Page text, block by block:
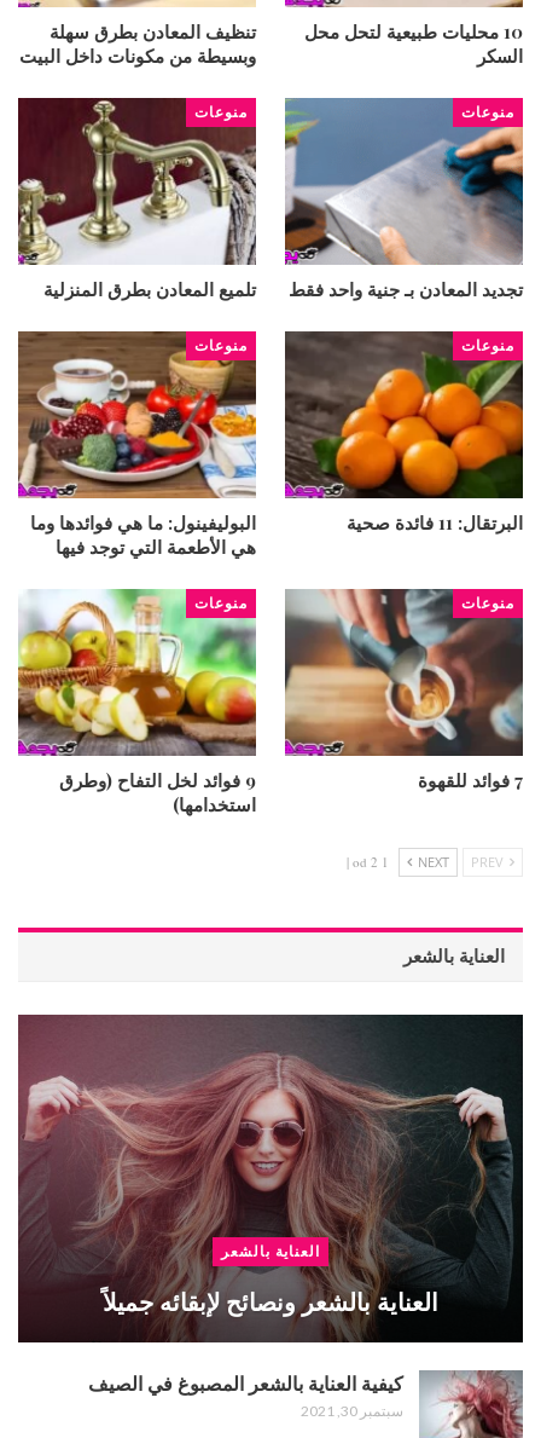
10 محليات طبيعية لتحل محل
السكر
تنظيف المعادن بطرق سهلة
وبسيطة من مكونات داخل البيت
منوعات
تجديد المعادن بـ جنية واحد فقط
منوعات
تلميع المعادن بطرق المنزلية
منوعات
البرتقال: 11 فائدة صحية
منوعات
البوليفينول: ما هي فوائدها وما
هي الأطعمة التي توجد فيها
منوعات
7 فوائد للقهوة
منوعات
9 فوائد لخل التفاح (وطرق
استخدامها)
NEXT
1 od 2 |
العناية بالشعر
العناية بالشعر
العناية بالشعر ونصائح لإبقائه جميلاً
كيفية العناية بالشعر المصبوغ في الصيف
سبتمبر 30, 2021